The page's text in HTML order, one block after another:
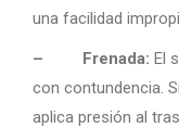
una facilidad
– Frenada: El
con contundencia.
aplica presión al